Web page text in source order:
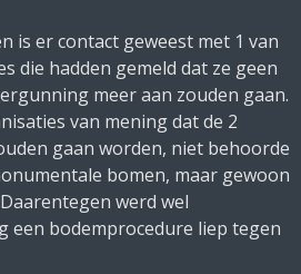
is er contact geweest met 1 van
die hadden gemeld dat ze geen
meer aan zouden gaan.
van mening dat de 2
gaan worden, niet behoorde
bomen, maar gewoon
werd wel
een bodemprocedure liep tegen